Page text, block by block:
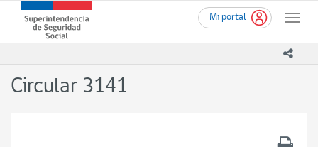
contenido
Mi portal
Toggle
Superintendencia
de
-
Circular 3141